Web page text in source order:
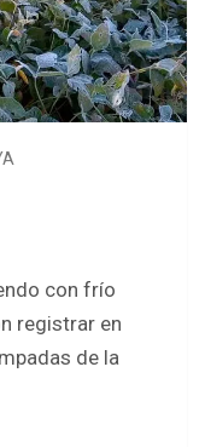
con frío
registrar en
de la